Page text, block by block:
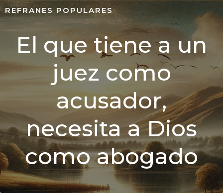
REFRANES POPULARES
El que tiene a un
juez como
acusador,
necesita a Dios
como abogado